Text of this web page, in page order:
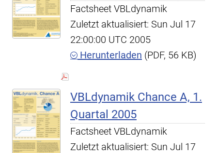
Factsheet VBLdynamik
Zuletzt aktualisiert: Sun Jul 17
22:00:00 UTC 2005
Herunterladen (PDF, 56 KB)
VBLdynamik Chance A, 1.
Quartal 2005
Factsheet VBLdynamik
Zuletzt aktualisiert: Sun Jul 17